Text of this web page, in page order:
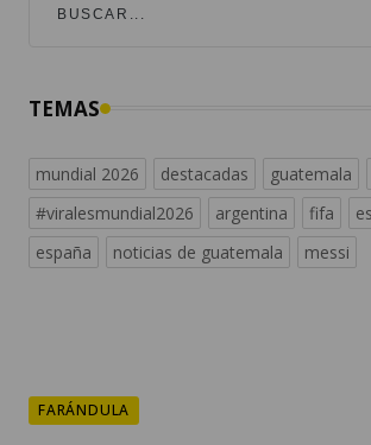
TEMAS
mundial 2026 destacadas guatemala
#viralesmundial2026
argentina fifa
españa
noticias de guatemala messi
FARÁNDULA